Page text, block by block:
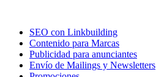
SEO con Linkbuilding
Contenido para Marcas
Publicidad para anunciantes
Envío de Mailings y Newsletters